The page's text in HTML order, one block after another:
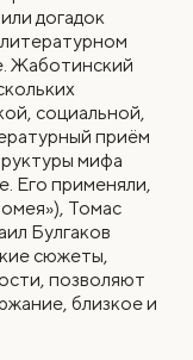
догадок
Жаботинский
социальной,
приём
мифа
Его применяли,
Томас
Булгаков
сюжеты,
позволяют
близкое и